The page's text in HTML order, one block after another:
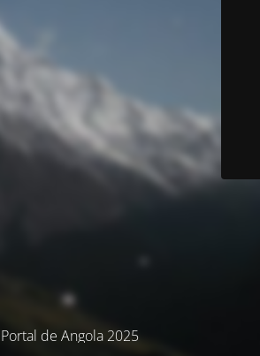
de Angola 2025